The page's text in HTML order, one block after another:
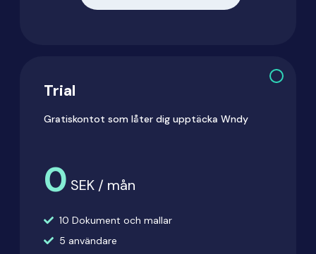
Trial
Gratiskontot som låter dig upptäcka Wndy
0 SEK / mån
10 Dokument och mallar
5 användare